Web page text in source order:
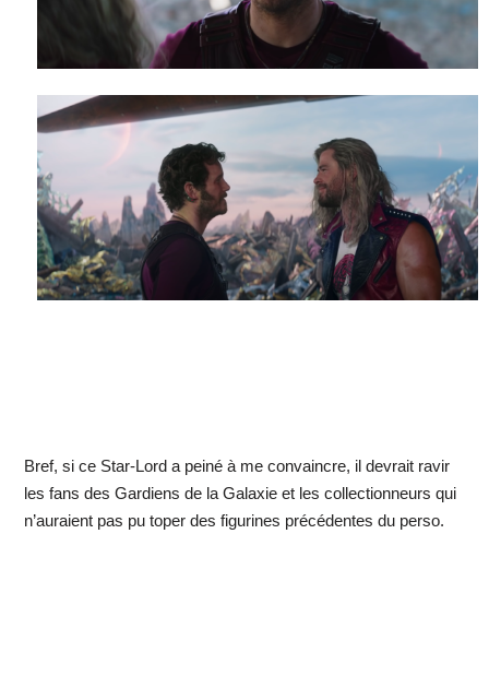
Bref, si ce Star-Lord a peiné à me convaincre, il devrait ravir
les fans des Gardiens de la Galaxie et les collectionneurs qui
n’auraient pas pu toper des figurines précédentes du perso.